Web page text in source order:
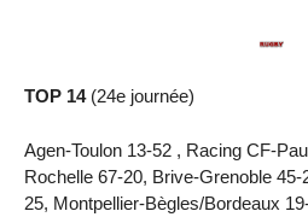
TOP 14(24e journée)
Agen-Toulon 13-52 , Racing CF-
Rochelle 67-20, Brive-Grenoble
25, Montpellier-Bègles/Bordeaux